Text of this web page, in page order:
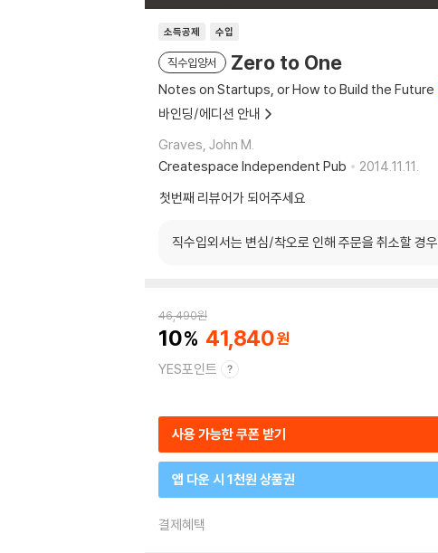
소득공제 수입
직수입양서 Zero to One
Notes on Startups, or How to Build the Future
바인딩/에디션 안내
Graves, John M.
Createspace Independent Pub
2014.11.11.
첫번째 리뷰어가 되어주세요
직수입외서는 변심/착오로 인해 주문을 취소할 경우
46,490원
10 41,840
YES포인트
사용 가능한 쿠폰 받기
앱 다운 시 1천원 상품권
결제혜택